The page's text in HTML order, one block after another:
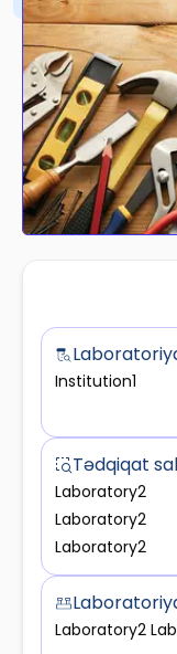
Institution1
Tədqiqat
Laboratory2
Laboratory2
Laboratory2
Laboratory2